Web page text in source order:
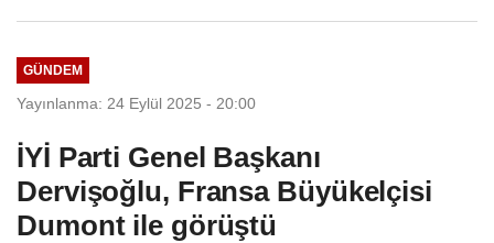
GÜNDEM
Yayınlanma: 24 Eylül 2025 - 20:00
İYİ Parti Genel Başkanı
Dervişoğlu, Fransa Büyükelçisi
Dumont ile görüştü